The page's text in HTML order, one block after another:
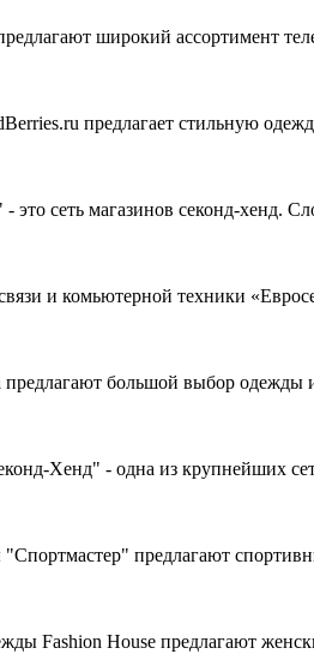
широкий ассортимент
предлагает стильную
это сеть магазинов секонд-хенд.
и комьютерной техники
большой выбор одежды
Хенд" - одна из крупнейших
предлагают
Fashion House предлагают